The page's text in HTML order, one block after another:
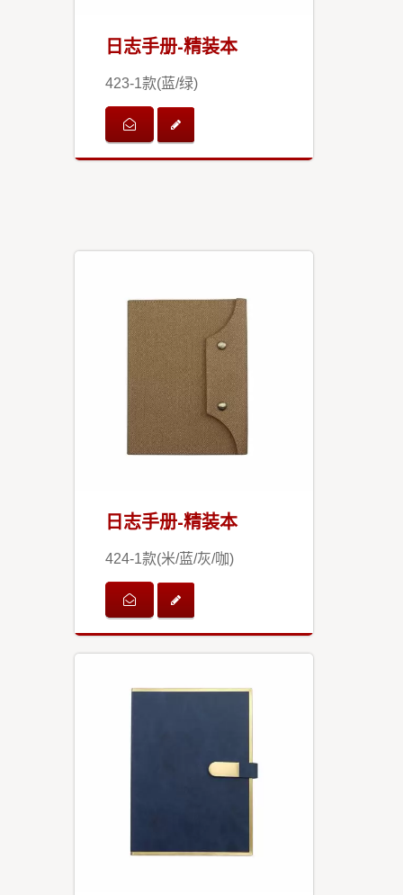
日志手册-精装本
423-1款(蓝/绿)
日志手册-精装本
424-1款(米/蓝/灰/咖)